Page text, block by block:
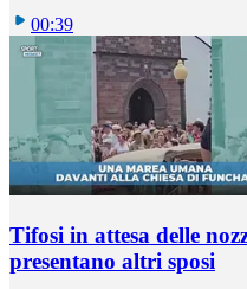
00:39
Tifosi in attesa delle
presentano altri sposi